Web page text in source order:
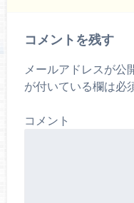
ウ
で
ま
す
)
コメントを残す
メールアドレスが公
が付いている欄は必
コメント